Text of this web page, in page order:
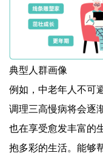
典型人群画像
例如，中老年人不可
调理三高慢病将会逐
也在享受愈发丰富的
抱多彩的生活。能够